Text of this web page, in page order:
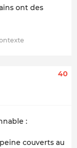
ont des
40
:
couverts au